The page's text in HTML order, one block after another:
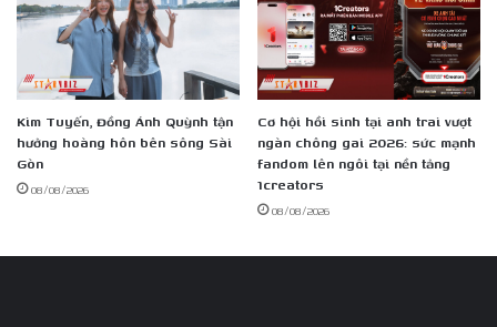
Kim Tuyến, Đồng Ánh Quỳnh tận
hưởng hoàng hôn bên sông Sài
Gòn
08/08/2026
Cơ hội hồi sinh tại anh trai vượt
ngàn chông gai 2026: sức mạnh
fandom lên ngôi tại nền tảng
1creators
08/08/2026